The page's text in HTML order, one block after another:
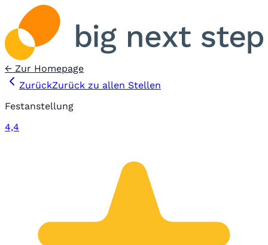
← Zur Homepage
ZurückZurück zu allen Stellen
Festanstellung
4,4